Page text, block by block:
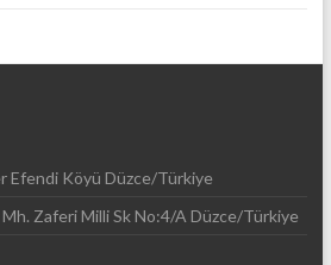
Efendi Köyü Düzce/Türkiye
Zaferi Milli Sk No:4/A Düzce/Türkiye